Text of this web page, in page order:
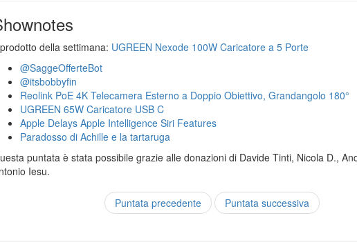
della settimana: UGREEN Nexode 100W Caricatore a 5 Porte
@SaggeOfferteBot
@itsbobbyfin
Reolink PoE 4K Telecamera Esterno a Doppio Obiettivo, Grandangolo 180°
UGREEN 65W Caricatore USB C
Apple Delays Apple Intelligence Siri Features
Paradosso di Achille e la tartaruga
puntata è stata possibile grazie alle donazioni di Davide Tinti, Nicola D.,
Iesu.
Puntata precedente Puntata successiva